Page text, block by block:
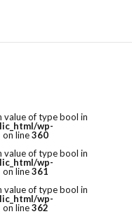
value of type bool in
wp-
on line360
value of type bool in
wp-
on line361
value of type bool in
wp-
on line362